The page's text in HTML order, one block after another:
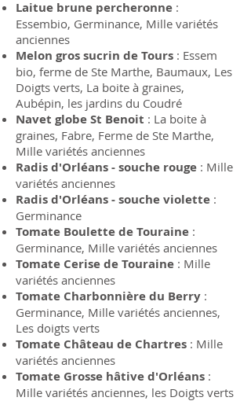
Laitue brune percheronne :
Essembio, Germinance, Mille variétés
anciennes
Melon gros sucrin de Tours : Essem
bio, ferme de Ste Marthe, Baumaux, Les
Doigts verts, La boite à graines,
Aubépin, les jardins du Coudré
Navet globe St Benoit : La boite à
graines, Fabre, Ferme de Ste Marthe,
Mille variétés anciennes
Radis d'Orléans - souche rouge : Mille
variétés anciennes
Radis d'Orléans - souche violette :
Germinance
Tomate Boulette de Touraine :
Germinance, Mille variétés anciennes
Tomate Cerise de Touraine : Mille
variétés anciennes
Tomate Charbonnière du Berry :
Germinance, Mille variétés anciennes,
Les doigts verts
Tomate Château de Chartres : Mille
variétés anciennes
Tomate Grosse hâtive d'Orléans :
Mille variétés anciennes, les Doigts verts